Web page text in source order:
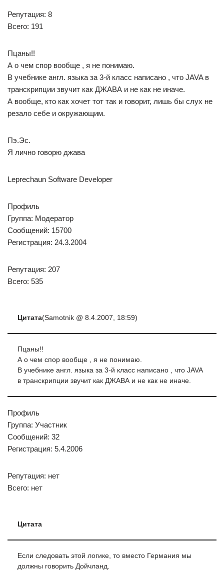
Репутация: 8
Всего: 191
Пцаны!!
А о чем спор вообще , я не понимаю.
В учебнике англ. языка за 3-й класс написано , что JAVA в
транскрипции звучит как ДЖАВА и не как не иначе.
А вообще, кто как хочет тот так и говорит, лишь бы слух не
резало себе и окружающим.
Пэ.Эс.
Я лично говорю джава
Leprechaun Software Developer
Профиль
Группа: Модератор
Сообщений: 15700
Регистрация: 24.3.2004
Репутация: 207
Всего: 535
Цитата(Samotnik @ 8.4.2007, 18:59)
Пцаны!!
А о чем спор вообще , я не понимаю.
В учебнике англ. языка за 3-й класс написано , что JAVA
в транскрипции звучит как ДЖАВА и не как не иначе.
Профиль
Группа: Участник
Сообщений: 32
Регистрация: 5.4.2006
Репутация: нет
Всего: нет
Цитата
Если следовать этой логике, то вместо Германия мы
должны говорить Дойчланд.